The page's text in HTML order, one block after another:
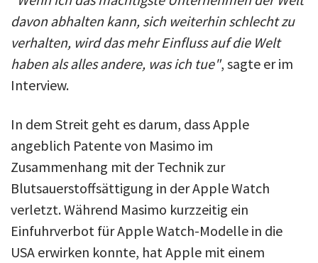
davon abhalten kann, sich weiterhin schlecht zu
verhalten, wird das mehr Einfluss auf die Welt
haben als alles andere, was ich tue", sagte er im
Interview.
In dem Streit geht es darum, dass Apple
angeblich Patente von Masimo im
Zusammenhang mit der Technik zur
Blutsauerstoffsättigung in der Apple Watch
verletzt. Während Masimo kurzzeitig ein
Einfuhrverbot für Apple Watch-Modelle in die
USA erwirken konnte, hat Apple mit einem